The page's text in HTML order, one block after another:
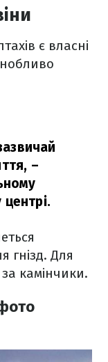
є власні
–
гнізд. Для
камінчики.